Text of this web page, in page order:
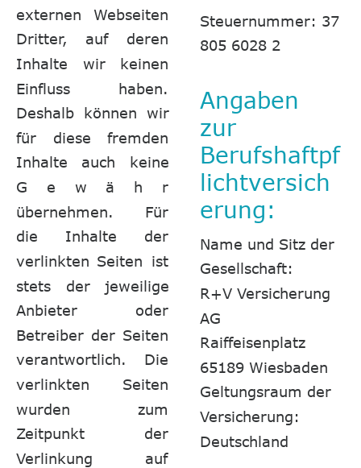
externen
Webseiten
Dritter,
auf
deren
Inhalte
wir
keinen
Einfluss
haben.
Deshalb können wir
für
diese
fremden
Inhalte
auch
keine
G
e w ä h
r
übernehmen.
Für
die
Inhalte
der
verlinkten Seiten ist
stets
der
jeweilige
Anbieter
oder
Betreiber der Seiten
verantwortlich.
Die
verlinkten
Seiten
wurden
zum
Zeitpunkt
der
Verlinkung
auf
Steuernummer: 37
805 6028 2
Angaben
zur
Berufshaftpf
lichtversich
erung:
Name und Sitz der
Gesellschaft:
R+V Versicherung
AG
Raiffeisenplatz
65189 Wiesbaden
Geltungsraum der
Versicherung:
Deutschland